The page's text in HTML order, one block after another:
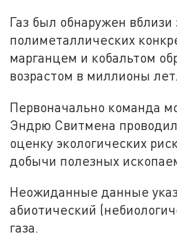
Газ был обнаружен
полиметаллических
марганцем и кобальтом
возрастом в миллионы лет.
Первоначально команда
Эндрю Свитмена
оценку экологических
добычи полезных
Неожиданные данные
абиотический
газа.